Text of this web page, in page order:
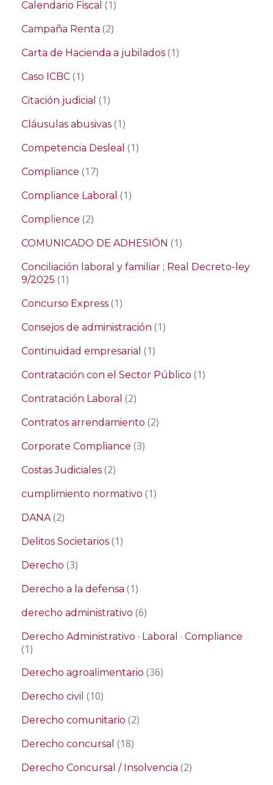
Calendario Fiscal (1)
Campaña Renta (2)
Carta de Hacienda a jubilados (1)
Caso ICBC (1)
Citación judicial (1)
Cláusulas abusivas (1)
Competencia Desleal (1)
Compliance (17)
Compliance Laboral (1)
Complience (2)
COMUNICADO DE ADHESIÓN (1)
Conciliación laboral y familiar ; Real Decreto-ley
9/2025 (1)
Concurso Express (1)
Consejos de administración (1)
Continuidad empresarial (1)
Contratación con el Sector Público (1)
Contratación Laboral (2)
Contratos arrendamiento (2)
Corporate Compliance (3)
Costas Judiciales (2)
cumplimiento normativo (1)
DANA(2)
Delitos Societarios (1)
Derecho (3)
Derecho a la defensa (1)
derecho administrativo (6)
Derecho Administrativo · Laboral · Compliance
(1)
Derecho agroalimentario (36)
Derecho civil (10)
Derecho comunitario (2)
Derecho concursal (18)
Derecho Concursal / Insolvencia (2)